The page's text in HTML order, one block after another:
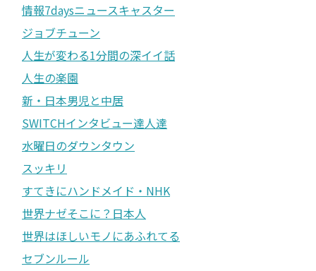
情報7daysニュースキャスター
ジョブチューン
人生が変わる1分間の深イイ話
人生の楽園
新・日本男児と中居
SWITCHインタビュー達人達
水曜日のダウンタウン
スッキリ
すてきにハンドメイド・NHK
世界ナゼそこに？日本人
世界はほしいモノにあふれてる
セブンルール